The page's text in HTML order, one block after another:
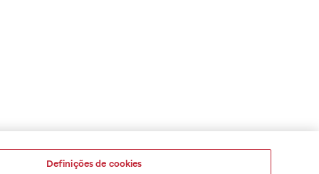
Definições de cookies